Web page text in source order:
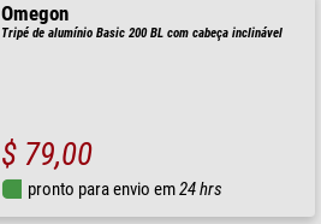
Omegon
Tripé de alumínio Basic 200 BL com cabeça inclinável
$ 79,00
pronto para envio em24 hrs